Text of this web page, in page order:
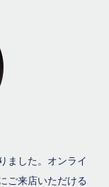
つながりました。
る悩みや不安を解